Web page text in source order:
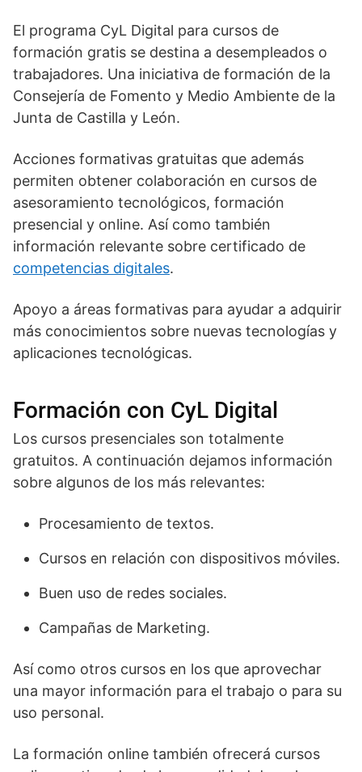
El programa CyL Digital para cursos de
formación gratis se destina a desempleados o
trabajadores. Una iniciativa de formación de la
Consejería de Fomento y Medio Ambiente de la
Junta de Castilla y León.
Acciones formativas gratuitas que además
permiten obtener colaboración en cursos de
asesoramiento tecnológicos, formación
presencial y online. Así como también
información relevante sobre certificado de
competencias digitales.
Apoyo a áreas formativas para ayudar a adquirir
más conocimientos sobre nuevas tecnologías y
aplicaciones tecnológicas.
Formación con CyL Digital
Los cursos presenciales son totalmente
gratuitos. A continuación dejamos información
sobre algunos de los más relevantes:
Procesamiento de textos.
Cursos en relación con dispositivos móviles.
Buen uso de redes sociales.
Campañas de Marketing.
Así como otros cursos en los que aprovechar
una mayor información para el trabajo o para su
uso personal.
La formación online también ofrecerá cursos